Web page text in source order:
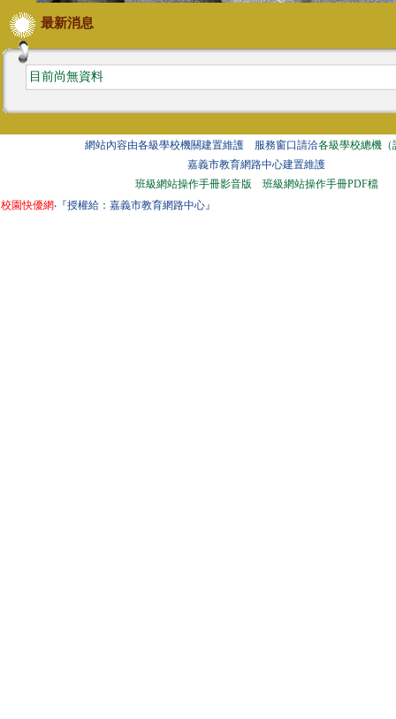
最新消息
目前尚無資料
網站內容由各級學校機關建置維護 服務窗口請洽各級學校總機（
嘉義市教育網路中心建置維護
班級網站操作手冊影音版
班級網站操作手冊PDF檔
校園快優網‧『授權給：嘉義市教育網路中心』